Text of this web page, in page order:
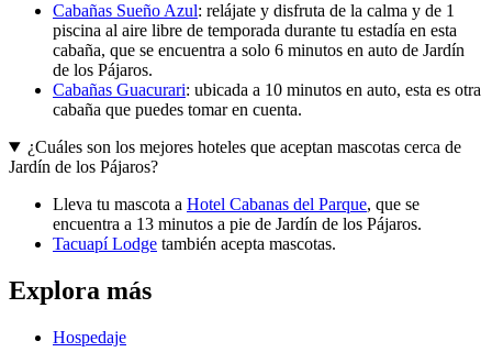
Cabañas Sueño Azul: relájate y disfruta de la calma y de 1
piscina al aire libre de temporada durante tu estadía en esta
cabaña, que se encuentra a solo 6 minutos en auto de Jardín
de los Pájaros.
Cabañas Guacurari: ubicada a 10 minutos en auto, esta es otra
cabaña que puedes tomar en cuenta.
¿Cuáles son los mejores hoteles que aceptan mascotas cerca de
Jardín de los Pájaros?
Lleva tu mascota a Hotel Cabanas del Parque, que se
encuentra a 13 minutos a pie de Jardín de los Pájaros.
Tacuapí Lodge también acepta mascotas.
Explora más
Hospedaje